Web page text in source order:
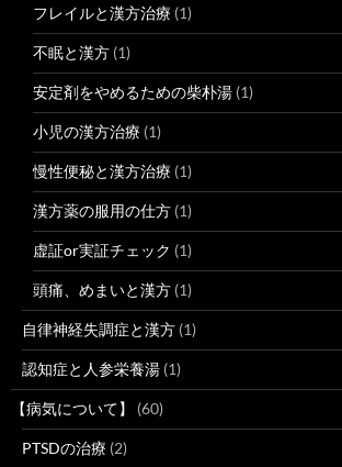
フレイルと漢方治療 (1)
不眠と漢方 (1)
安定剤をやめるための柴朴湯 (1)
小児の漢方治療 (1)
慢性便秘と漢方治療 (1)
漢方薬の服用の仕方 (1)
虚証or実証チェック (1)
頭痛、めまいと漢方 (1)
自律神経失調症と漢方 (1)
認知症と人参栄養湯 (1)
【病気について】 (60)
PTSDの治療 (2)